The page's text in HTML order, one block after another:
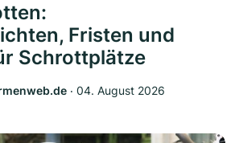
Fristen und
Schrottplätze
‧ 04. August 2026